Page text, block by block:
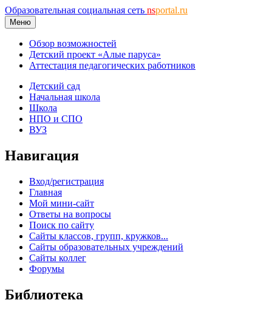
Образовательная социальная сеть nsportal.ru
Меню
Обзор возможностей
Детский проект «Алые паруса»
Аттестация педагогических работников
Детский сад
Начальная школа
Школа
НПО и СПО
ВУЗ
Навигация
Вход/регистрация
Главная
Мой мини-сайт
Ответы на вопросы
Поиск по сайту
Сайты классов, групп, кружков...
Сайты образовательных учреждений
Сайты коллег
Форумы
Библиотека